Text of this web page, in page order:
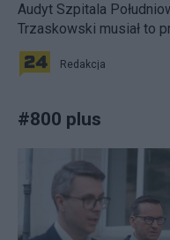
Audyt Szpitala
Trzaskowski musiał to
Redakcja
#800 plus